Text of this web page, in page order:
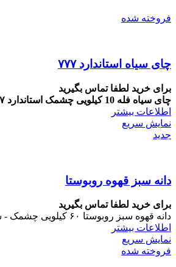
فروخته شده
چای سیاه استاندارد ۷۷۷
برای خرید لطفا تماس بگیرید
چای سیاه فله 10 کیلویی چشمک استاندارد ۷۷۷ (شکسته)
اطلاعات بیشتر
نمایش سریع
جدید
دانه سبز قهوه روبوستا
برای خرید لطفا تماس بگیرید
دانه قهوه سبز روبوستا ۶۰ کیلویی چشمک - سایز ۱۸ وت پالیشد
اطلاعات بیشتر
نمایش سریع
فروخته شده